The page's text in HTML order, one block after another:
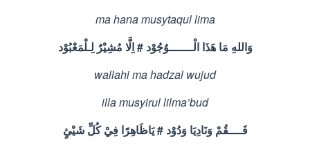
ma hana musytaqul lima
وَاللهِ مَا هَذَا الْـــــــوُجُوْد #اِلَّا مُشِيْرٌ لِـلْمَعْبُوْد
wallahi ma hadzal wujud
illa musyirul lilma’bud
فَــــقُمْ وَنَادِيَا وَدُوْد #يَاظَاهِرًا فِيْ كُلِّ شَيْئٍ